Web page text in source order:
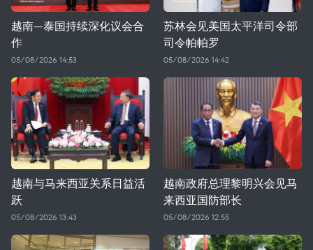
越南—泰国持续深化议会合
作
05/08/2026 14:53
苏林会见美国太平洋司令部
司令帕帕罗
05/08/2026 14:42
越南与马来西亚关系日益活
跃
05/08/2026 13:43
越南政府总理黎明兴会见马
来西亚国防部长
05/08/2026 12:55